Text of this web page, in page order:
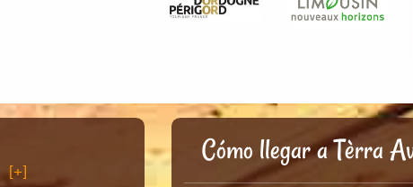
Cómo llegar a Tèrra